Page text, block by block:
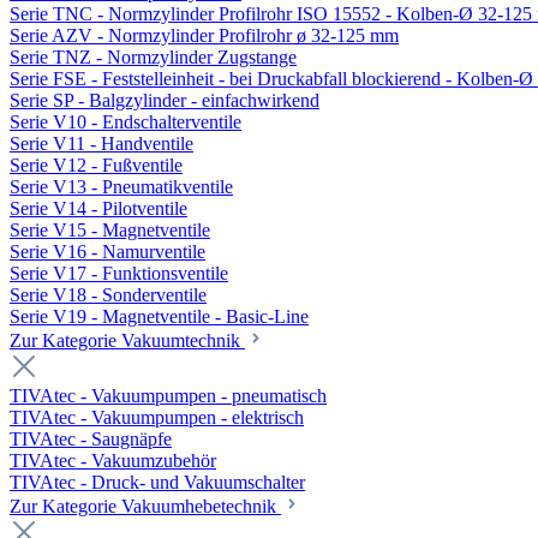
Serie TNC - Normzylinder Profilrohr ISO 15552 - Kolben-Ø 32-125
Serie AZV - Normzylinder Profilrohr ø 32-125 mm
Serie TNZ - Normzylinder Zugstange
Serie FSE - Feststelleinheit - bei Druckabfall blockierend - Kolben-Ø
Serie SP - Balgzylinder - einfachwirkend
Serie V10 - Endschalterventile
Serie V11 - Handventile
Serie V12 - Fußventile
Serie V13 - Pneumatikventile
Serie V14 - Pilotventile
Serie V15 - Magnetventile
Serie V16 - Namurventile
Serie V17 - Funktionsventile
Serie V18 - Sonderventile
Serie V19 - Magnetventile - Basic-Line
Zur Kategorie Vakuumtechnik
TIVAtec - Vakuumpumpen - pneumatisch
TIVAtec - Vakuumpumpen - elektrisch
TIVAtec - Saugnäpfe
TIVAtec - Vakuumzubehör
TIVAtec - Druck- und Vakuumschalter
Zur Kategorie Vakuumhebetechnik